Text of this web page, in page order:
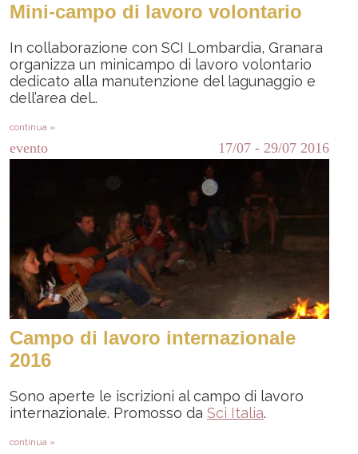
Mini-campo di lavoro volontario
In collaborazione con SCI Lombardia, Granara
organizza un minicampo di lavoro volontario
dedicato alla manutenzione del lagunaggio e
dell’area del…
continua »
evento 17/07 - 29/07 2016
Campo di lavoro internazionale
2016
Sono aperte le iscrizioni al campo di lavoro
internazionale. Promosso da Sci Italia.
continua »